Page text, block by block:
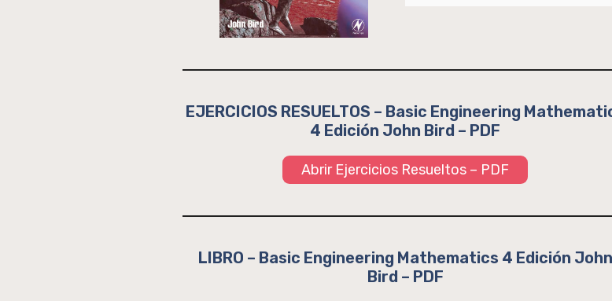
EJERCICIOS RESUELTOS – Basic Engineering
4 Edición John Bird – PDF
Abrir Ejercicios Resueltos – PDF
LIBRO – Basic Engineering Mathematics 4 Edición John
Bird – PDF